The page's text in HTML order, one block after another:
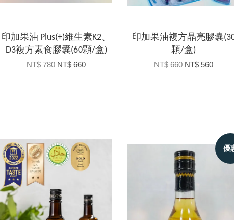
印加果油 Plus(+)維生素K2、
D3複方素食膠囊(60顆/盒)
NT$ 780NT$ 660
印加果油複方晶亮膠囊
顆/盒)
NT$ 660NT$ 560
優